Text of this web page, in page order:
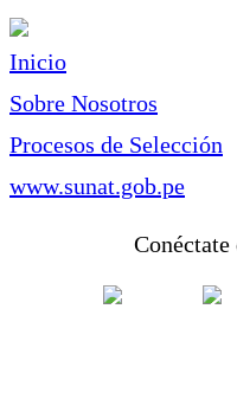
Inicio
Sobre Nosotros
Procesos de Selección
www.sunat.gob.pe
Conéctate